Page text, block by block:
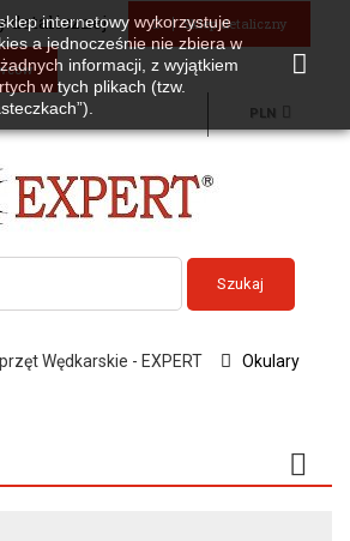
detalicznej Sklep detaliczny
PLN
Szukaj
Wędkarskie - EXPERT
Okulary
internetowy wykorzystuje
a jednocześnie nie zbiera w
informacji, z wyjątkiem
w tych plikach (tzw.